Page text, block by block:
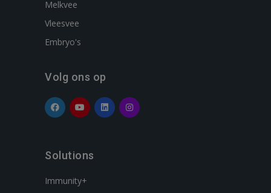
Melkvee
Vleesvee
Embryo's
Volg ons op
Solutions
Immunity+